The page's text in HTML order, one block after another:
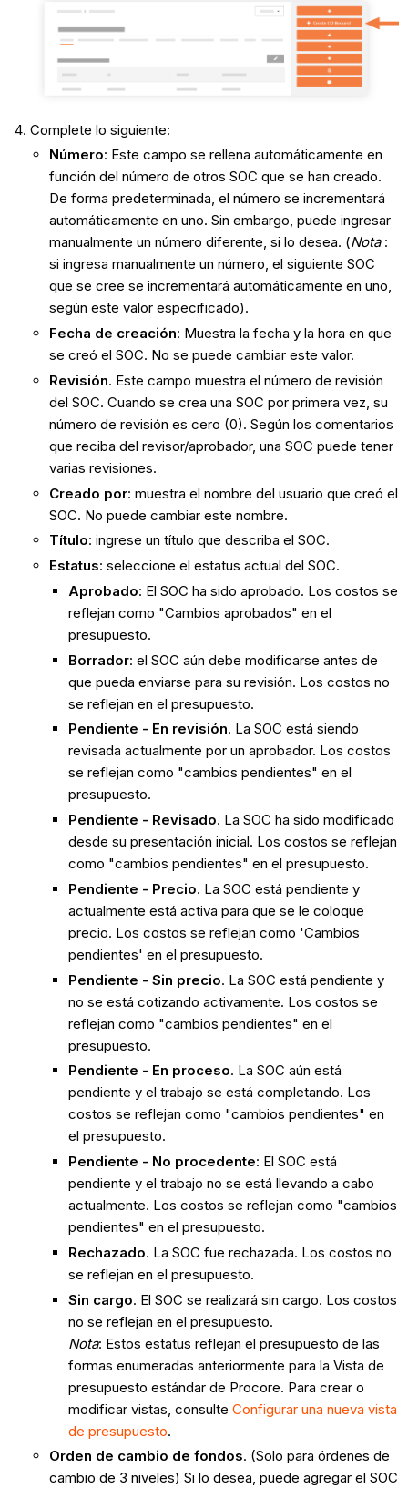
Complete lo siguiente:
Número: Este campo se rellena automáticamente en
función del número de otros SOC que se han creado.
De forma predeterminada, el número se incrementará
automáticamente en uno. Sin embargo, puede ingresar
manualmente un número diferente, si lo desea. (Nota:
si ingresa manualmente un número, el siguiente SOC
que se cree se incrementará automáticamente en uno,
según este valor especificado).
Fecha de creación: Muestra la fecha y la hora en que
se creó el SOC. No se puede cambiar este valor.
Revisión. Este campo muestra el número de revisión
del SOC. Cuando se crea una SOC por primera vez, su
número de revisión es cero (0). Según los comentarios
que reciba del revisor/aprobador, una SOC puede tener
varias revisiones.
Creado por: muestra el nombre del usuario que creó el
SOC. No puede cambiar este nombre.
Título: ingrese un título que describa el SOC.
Estatus: seleccione el estatus actual del SOC.
Aprobado: El SOC ha sido aprobado. Los costos se
reflejan como "Cambios aprobados" en el
presupuesto.
Borrador: el SOC aún debe modificarse antes de
que pueda enviarse para su revisión. Los costos no
se reflejan en el presupuesto.
Pendiente - En revisión. La SOC está siendo
revisada actualmente por un aprobador. Los costos
se reflejan como "cambios pendientes" en el
presupuesto.
Pendiente - Revisado. La SOC ha sido modificado
desde su presentación inicial. Los costos se reflejan
como "cambios pendientes" en el presupuesto.
Pendiente - Precio. La SOC está pendiente y
actualmente está activa para que se le coloque
precio. Los costos se reflejan como 'Cambios
pendientes' en el presupuesto.
Pendiente - Sin precio. La SOC está pendiente y
no se está cotizando activamente. Los costos se
reflejan como "cambios pendientes" en el
presupuesto.
Pendiente - En proceso. La SOC aún está
pendiente y el trabajo se está completando. Los
costos se reflejan como "cambios pendientes" en
el presupuesto.
Pendiente - No procedente: El SOC está
pendiente y el trabajo no se está llevando a cabo
actualmente. Los costos se reflejan como "cambios
pendientes" en el presupuesto.
Rechazado. La SOC fue rechazada. Los costos no
se reflejan en el presupuesto.
Sin cargo. El SOC se realizará sin cargo. Los costos
no se reflejan en el presupuesto.
Nota: Estos estatus reflejan el presupuesto de las
formas enumeradas anteriormente para la Vista de
presupuesto estándar de Procore. Para crear o
modificar vistas, consulte Configurar una nueva vista
de presupuesto.
Orden de cambio de fondos. (Solo para órdenes de
cambio de 3 niveles) Si lo desea, puede agregar el SOC